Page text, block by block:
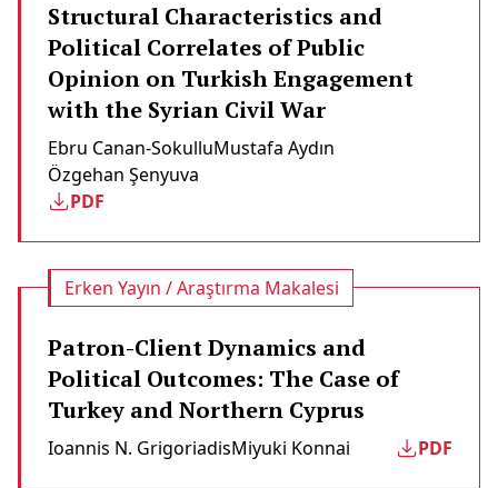
Structural Characteristics and
Political Correlates of Public
Opinion on Turkish Engagement
with the Syrian Civil War
Ebru Canan-SokulluMustafa Aydın
Özgehan Şenyuva
PDF
Erken Yayın / Araştırma Makalesi
Patron-Client Dynamics and
Political Outcomes: The Case of
Turkey and Northern Cyprus
Ioannis N. GrigoriadisMiyuki Konnai PDF